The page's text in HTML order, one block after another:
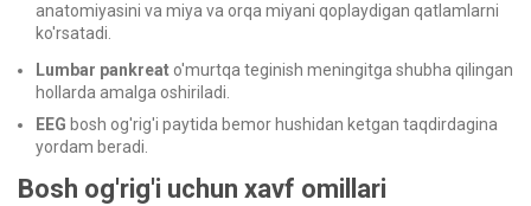
anatomiyasini va miya va orqa miyani qoplaydigan qatlamlarni
ko'rsatadi.
Lumbar pankreat o'murtqa teginish meningitga shubha qilingan
hollarda amalga oshiriladi.
EEG bosh og'rig'i paytida bemor hushidan ketgan taqdirdagina
yordam beradi.
Bosh og'rig'i uchun xavf omillari